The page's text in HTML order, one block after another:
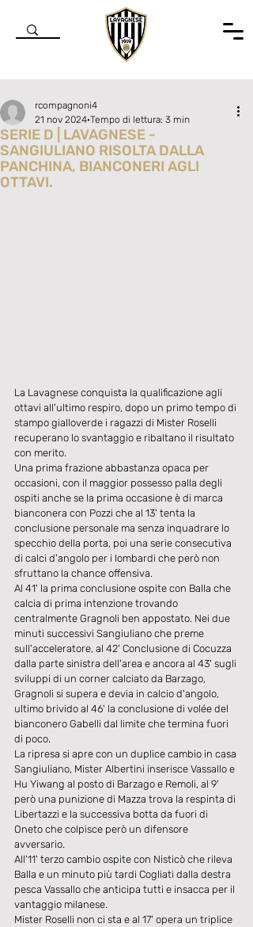
SERIE D | LAVAGNESE -
SANGIULIANO RISOLTA DALLA
PANCHINA, BIANCONERI AGLI
OTTAVI.
rcompagnoni4
21 nov 2024 Tempo di lettura: 3 min
La Lavagnese conquista la qualificazione agli
ottavi all'ultimo respiro, dopo un primo tempo di
stampo gialloverde i ragazzi di Mister Roselli
recuperano lo svantaggio e ribaltano il risultato
con merito.
Una prima frazione abbastanza opaca per
occasioni, con il maggior possesso palla degli
ospiti anche se la prima occasione è di marca
bianconera con Pozzi che al 13' tenta la
conclusione personale ma senza inquadrare lo
specchio della porta, poi una serie consecutiva
di calci d'angolo per i lombardi che però non
sfruttano la chance offensiva.
Al 41' la prima conclusione ospite con Balla che
calcia di prima intenzione trovando
centralmente Gragnoli ben appostato. Nei due
minuti successivi Sangiuliano che preme
sull'acceleratore, al 42' Conclusione di Cocuzza
dalla parte sinistra dell'area e ancora al 43' sugli
sviluppi di un corner calciato da Barzago,
Gragnoli si supera e devia in calcio d'angolo,
ultimo brivido al 46' la conclusione di volée del
bianconero Gabelli dal limite che termina fuori
di poco.
La ripresa si apre con un duplice cambio in casa
Sangiuliano, Mister Albertini inserisce Vassallo e
Hu Yiwang al posto di Barzago e Remoli, al 9'
però una punizione di Mazza trova la respinta di
Libertazzi e la successiva botta da fuori di
Oneto che colpisce però un difensore
avversario.
All'11' terzo cambio ospite con Nisticò che rileva
Balla e un minuto più tardi Cogliati dalla destra
pesca Vassallo che anticipa tutti e insacca per il
vantaggio milanese.
Mister Roselli non ci sta e al 17' opera un triplice